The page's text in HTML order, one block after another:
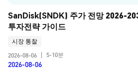
SanDisk(SNDK) 주가 전망 2026-
투자전략 가이드
시장 통찰
2026-08-06
5-10분
2026-08-06